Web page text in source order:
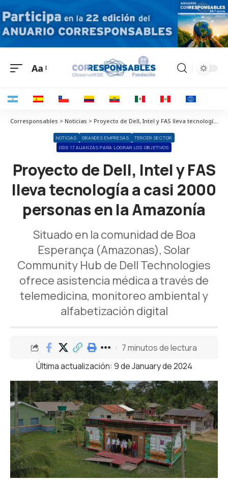
Aa
Corresponsables > Noticias > Proyecto de Dell, Intel y FAS lleva tecnología a casi 2000 personas en la Amazonía
NOTICIAS GRANDES EMPRESAS
TERCER SECTOR
ODS 17 ALIANZAS PARA LOGRAR LOS OBJETIVOS
Proyecto de Dell, Intel y FAS
lleva tecnología a casi 2000
personas en la Amazonía
Situado en la comunidad de Boa
Esperança (Amazonas), Solar
Community Hub de Dell Technologies
ofrece asistencia médica a través de
telemedicina, monitoreo ambiental y
alfabetización digital
Última actualización: 9 de January de 2024
7 minutos de lectura